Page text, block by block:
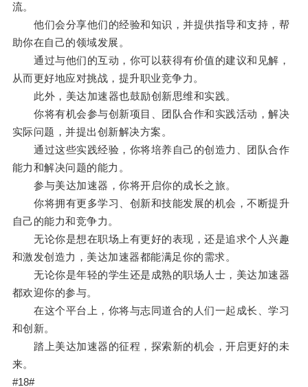
流。
他们会分享他们的经验和知识，并提供指导和支持，帮
助你在自己的领域发展。
通过与他们的互动，你可以获得有价值的建议和见解，
从而更好地应对挑战，提升职业竞争力。
此外，美达加速器也鼓励创新思维和实践。
你将有机会参与创新项目、团队合作和实践活动，解决
实际问题，并提出创新解决方案。
通过这些实践经验，你将培养自己的创造力、团队合作
能力和解决问题的能力。
参与美达加速器，你将开启你的成长之旅。
你将拥有更多学习、创新和技能发展的机会，不断提升
自己的能力和竞争力。
无论你是想在职场上有更好的表现，还是追求个人兴趣
和激发创造力，美达加速器都能满足你的需求。
无论你是年轻的学生还是成熟的职场人士，美达加速器
都欢迎你的参与。
在这个平台上，你将与志同道合的人们一起成长、学习
和创新。
踏上美达加速器的征程，探索新的机会，开启更好的未
来。
#18#